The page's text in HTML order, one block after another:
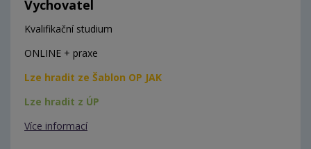
Vychovatel
Kvalifikační studium
ONLINE + praxe
Lze hradit ze Šablon OP JAK
Lze hradit z ÚP
Více informací